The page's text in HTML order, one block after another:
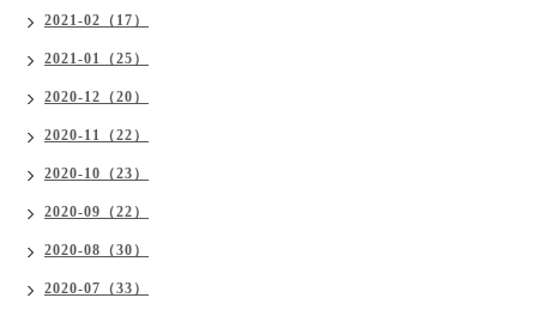
2021-02（17）
2021-01（25）
2020-12（20）
2020-11（22）
2020-10（23）
2020-09（22）
2020-08（30）
2020-07（33）